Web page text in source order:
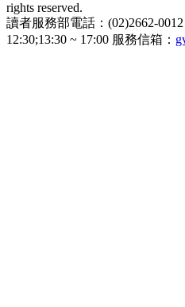
rights reserved.
讀者服務部電話：(02)2662-
12:30;13:30 ~ 17:00 服務信箱：